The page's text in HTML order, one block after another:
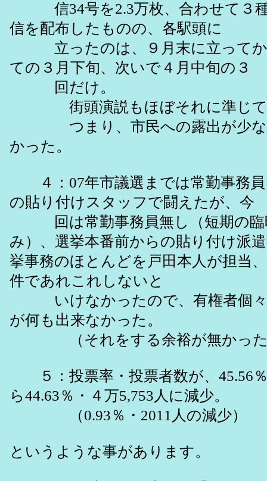
信34号を2.3万枚、合わせて３種
信を配布したものの、各駅頭に
立ったのは、９月末に立ってか
ての３月下旬、次いで４月中旬の３
回だけ。
街頭演説もほぼそれに準じて
つまり、市民への露出が少な
かった。
４：07年市議選までは常勤事務員
の貼り付けスタッフで闘えたが、今
回は常勤事務員無し（短期の臨
み）、選挙本番前からの貼り付
挙事務のほとんどを戸田本人が担当
件であれこれしないと
いけなかったので、有権者個々
が何も出来なかった。
（それをする余裕が無かっ
５：投票率・投票者数が、45.56％
ら44.63％・４万5,753人に減少。
（0.93％・2011人の減少）
というような事があります。